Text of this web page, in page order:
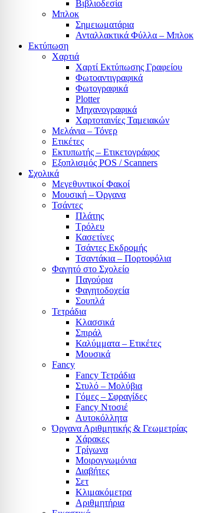
Βιβλιοδεσία
Μπλοκ
Σημειωματάρια
Ανταλλακτικά Φύλλα – Μπλοκ
Εκτύπωση
Χαρτιά
Χαρτί Εκτύπωσης Γραφείου
Φωτοαντιγραφικά
Φωτογραφικά
Plotter
Μηχανογραφικά
Χαρτοταινίες Ταμειακών
Μελάνια – Τόνερ
Ετικέτες
Εκτυπωτής – Ετικετογράφος
Εξοπλισμός POS / Scanners
Σχολικά
Μεγεθυντικοί Φακοί
Μουσική – Όργανα
Τσάντες
Πλάτης
Τρόλευ
Κασετίνες
Τσάντες Εκδρομής
Τσαντάκια – Πορτοφόλια
Φαγητό στο Σχολείο
Παγούρια
Φαγητοδοχεία
Σουπλά
Τετράδια
Κλασσικά
Σπιράλ
Καλύμματα – Ετικέτες
Μουσικά
Fancy
Fancy Τετράδια
Στυλό – Μολύβια
Γόμες – Σφραγίδες
Fancy Ντοσιέ
Αυτοκόλλητα
Όργανα Αριθμητικής & Γεωμετρίας
Χάρακες
Τρίγωνα
Mοιρογνωμόνια
Διαβήτες
Σετ
Κλιμακόμετρα
Αριθμητήρια